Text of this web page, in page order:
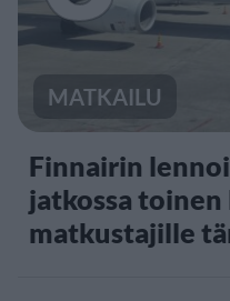
MATKAILU
Finnairin
jatkossa
matkustajille